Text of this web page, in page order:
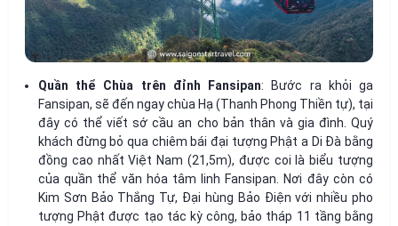
Quần thể Chùa trên đỉnh Fansipan: Bước ra khỏi ga
Fansipan, sẽ đến ngay chùa Hạ (Thanh Phong Thiền tự), tại
đây có thể viết sớ cầu an cho bản thân và gia đình. Quý
khách đừng bỏ qua chiêm bái đại tượng Phật a Di Đà bằng
đồng cao nhất Việt Nam (21,5m), được coi là biểu tượng
của quần thể văn hóa tâm linh Fansipan. Nơi đây còn có
Kim Sơn Bảo Thắng Tự, Đại hùng Bảo Điện với nhiều pho
tượng Phật được tạo tác kỳ công, bảo tháp 11 tầng bằng